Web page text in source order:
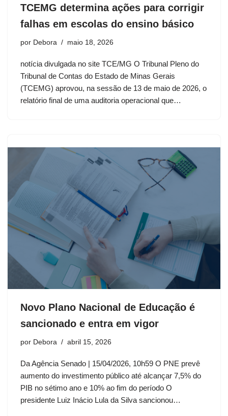
TCEMG determina ações para corrigir
falhas em escolas do ensino básico
por Debora maio 18, 2026
notícia divulgada no site TCE/MG O Tribunal Pleno do
Tribunal de Contas do Estado de Minas Gerais
(TCEMG) aprovou, na sessão de 13 de maio de 2026, o
relatório final de uma auditoria operacional que…
Novo Plano Nacional de Educação é
sancionado e entra em vigor
por Debora abril 15, 2026
Da Agência Senado | 15/04/2026, 10h59 O PNE prevê
aumento do investimento público até alcançar 7,5% do
PIB no sétimo ano e 10% ao fim do período O
presidente Luiz Inácio Lula da Silva sancionou…